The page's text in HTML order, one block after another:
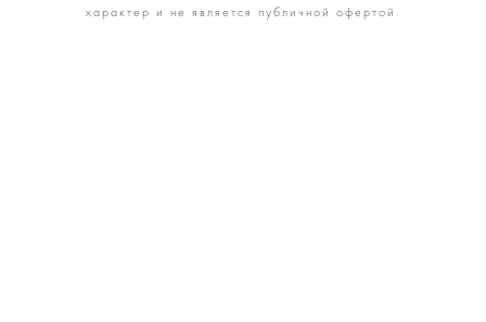
характер и не является публичной офертой.